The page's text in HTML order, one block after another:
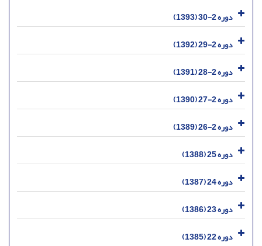
دوره 2-30 (1393)
دوره 2-29 (1392)
دوره 2-28 (1391)
دوره 2-27 (1390)
دوره 2-26 (1389)
دوره 25 (1388)
دوره 24 (1387)
دوره 23 (1386)
دوره 22 (1385)